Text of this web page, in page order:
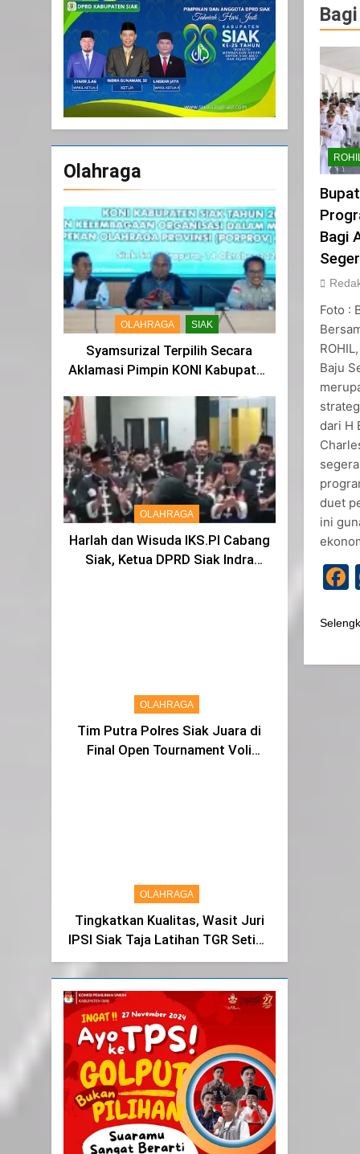
Olahraga
OLAHRAGA SIAK
Syamsurizal Terpilih Secara
Aklamasi Pimpin KONI Kabupaten
OLAHRAGA
Harlah dan Wisuda IKS.PI Cabang
Siak, Ketua DPRD Siak Indra
OLAHRAGA
Tim Putra Polres Siak Juara di
Final Open Tournament Voli
OLAHRAGA
Tingkatkan Kualitas, Wasit Juri
IPSI Siak Taja Latihan TGR Setiap
Tiga Bulan Sekali
Bagi
Foto :
Baju
dari H
duet
ini